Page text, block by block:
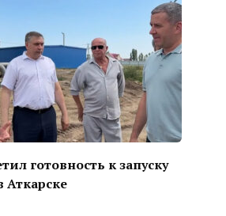
готовность к запуску
Аткарске